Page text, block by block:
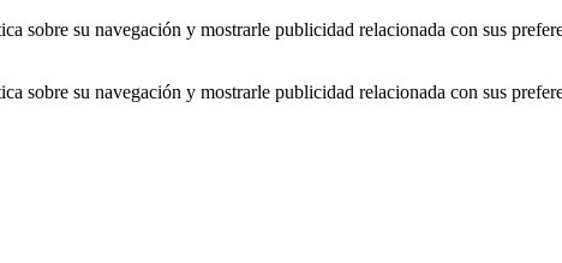
su navegación y mostrarle publicidad relacionada con sus
su navegación y mostrarle publicidad relacionada con sus